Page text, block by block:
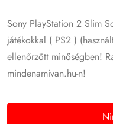
Sony PlayStation 2 Slim
játékokkal ( PS2 )
ellenőrzött minőségben!
mindenamivan.hu-n!